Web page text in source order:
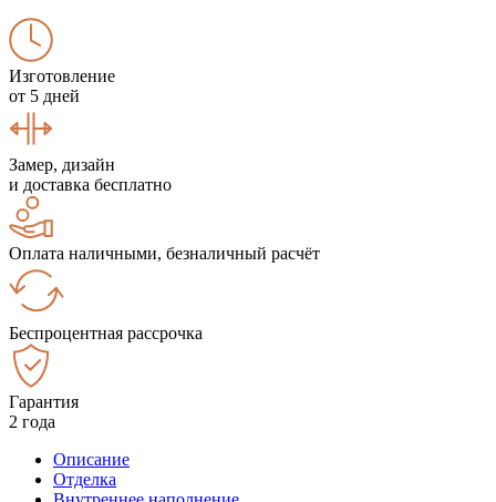
Изготовление
от 5 дней
Замер, дизайн
и доставка бесплатно
Оплата наличными, безналичный расчёт
Беспроцентная рассрочка
Гарантия
2 года
Описание
Отделка